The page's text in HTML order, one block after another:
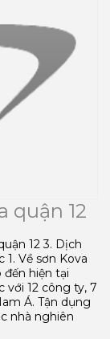
quận 12
12 3. Dịch
Về sơn Kova
đến hiện tại
với 12 công ty, 7
Á. Tận dụng
nhà nghiên